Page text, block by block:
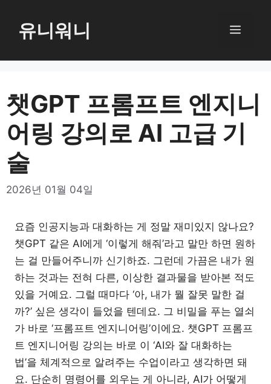
로
뛰
기
유니워니 메
챗GPT 프롬프트 엔지니
어링 강의로 AI 고급 기
술
2026년 01월 04일
요즘 인공지능과 대화하는 게 정말 재미있지 않나요?
챗GPT 같은 AI에게 ‘이렇게 해줘’라고 말만 하면 원하
는 걸 만들어주니까 신기하죠. 그런데 가끔은 내가 원
하는 것과는 전혀 다른, 이상한 결과물을 받아본 적도
있을 거예요. 그럴 때마다 ‘아, 내가 뭘 잘못 말한 걸
까?’ 싶은 생각이 들었을 텐데요. 그 비밀을 푸는 열쇠
가 바로 ‘프롬프트 엔지니어링’이에요. 챗GPT 프롬프
트 엔지니어링 강의는 바로 이 ‘AI와 잘 대화하는
법’을 체계적으로 알려주는 수업이라고 생각하면 돼
요. 단순히 명령어를 외우는 게 아니라, AI가 어떻게